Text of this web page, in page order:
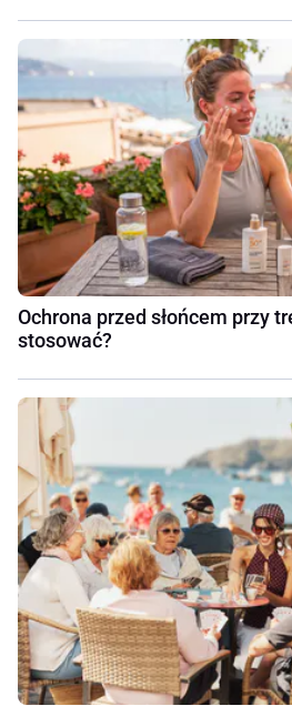
Ochrona przed słońcem przy
stosować?